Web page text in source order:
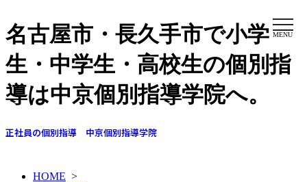
名古屋市・長久手市で小学
生・中学生・高校生の個別指
導は中京個別指導学院へ。
正社員の個別指導 中京個別指導学院
MENU
HOME >